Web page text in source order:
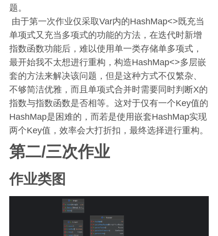
题。
​ 由于第一次作业仅采取Var内的HashMap<>既充当
单项式又充当多项式的功能的方法，在迭代时新增
指数函数功能后，难以使用单一类存储单多项式，
最开始我不太想进行重构，构造HashMap<>多层嵌
套的方法来解决该问题，但是这种方式不仅繁杂、
不够简洁优雅，而且单项式合并时需要同时判断X的
指数与指数函数是否相等。这对于仅有一个Key值的
HashMap是困难的，而若是使用嵌套HashMap实现
两个Key值，效率会大打折扣，最终选择进行重构。
第二/三次作业
作业类图